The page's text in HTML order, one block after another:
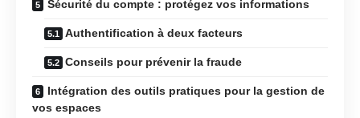
Sécurité du compte : protégez vos informations
Authentification à deux facteurs
Conseils pour prévenir la fraude
Intégration des outils pratiques pour la gestion de
vos espaces